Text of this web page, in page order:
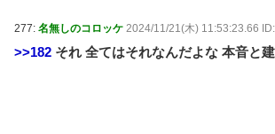
277: 名無しのコロッケ 2024/11/21(木) 11:53:23.66
>>182 それ 全てはそれなんだよな 本音と